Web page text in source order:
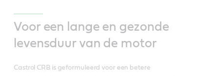
Voor een lange en gezonde
levensduur van de motor
Castrol CRB is geformuleerd voor een betere